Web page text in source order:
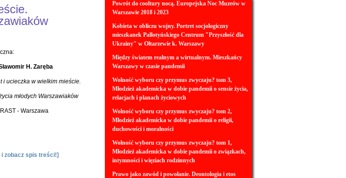
H. Zaręba
i ucieczka w wielkim mieście.
młodych Warszawiaków
- Warszawa
zobacz spis treści!]
Powrót do cooltury nocą. Europejska Noc Muzeów w
Warszawie 2018 i 2023
Kobieta w obliczu wojny. Portret socjologiczny
mieszkanek Pallotyńskiego Centrum "Przyszłość dla
Ukrainy" w Ołtarzewie k. Warszawy
Między światem realnym a wirtualnym. Mieszkańcy
Warszawy w czasie pandemii
Wolność wyboru czy przymus zwyczaju? tom 3,
Młodzież akademicka w dobie pandemii o sensie życia,
relacjach i planach życiowych
Wolność wyboru czy przymus zwyczaju? tom 2,
Młodzież akademicka w dobie pandemii o religii,
duchowości i moralności
Wolność wyboru czy przymus zwyczaju? tom 1,
Młodzież akademicka w dobie pandemii o związkach,
intymności i więziach rodzinnych
Prawo jako zawód i powołanie. Deontologia i etos